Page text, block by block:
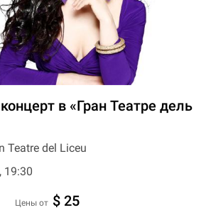
в «Гран Театре дель
Teatre del Liceu
19:30
цены от $ 25